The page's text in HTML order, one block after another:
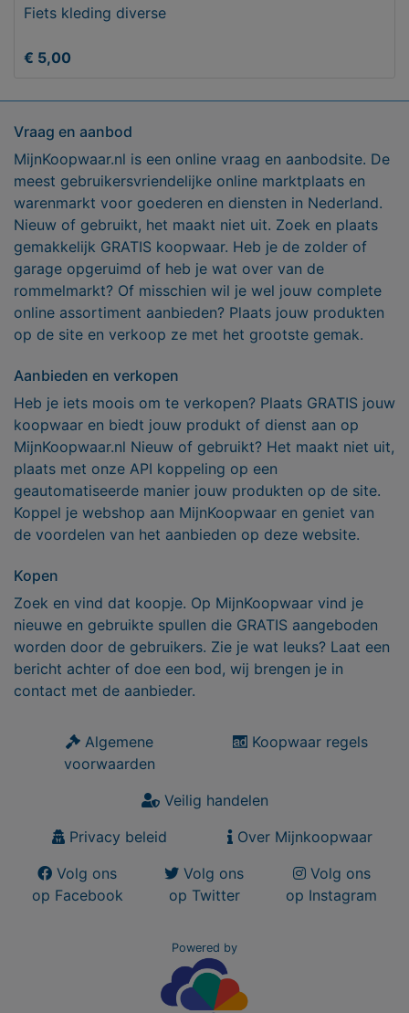
Fiets kleding diverse
€ 5,00
Vraag en aanbod
MijnKoopwaar.nl is een online vraag en aanbodsite. De
meest gebruikersvriendelijke online marktplaats en
warenmarkt voor goederen en diensten in Nederland.
Nieuw of gebruikt, het maakt niet uit. Zoek en plaats
gemakkelijk GRATIS koopwaar. Heb je de zolder of
garage opgeruimd of heb je wat over van de
rommelmarkt? Of misschien wil je wel jouw complete
online assortiment aanbieden? Plaats jouw produkten
op de site en verkoop ze met het grootste gemak.
Aanbieden en verkopen
Heb je iets moois om te verkopen? Plaats GRATIS jouw
koopwaar en biedt jouw produkt of dienst aan op
MijnKoopwaar.nl Nieuw of gebruikt? Het maakt niet uit,
plaats met onze API koppeling op een
geautomatiseerde manier jouw produkten op de site.
Koppel je webshop aan MijnKoopwaar en geniet van
de voordelen van het aanbieden op deze website.
Kopen
Zoek en vind dat koopje. Op MijnKoopwaar vind je
nieuwe en gebruikte spullen die GRATIS aangeboden
worden door de gebruikers. Zie je wat leuks? Laat een
bericht achter of doe een bod, wij brengen je in
contact met de aanbieder.
Algemene
voorwaarden
Koopwaar regels
Veilig handelen
Privacy beleid
Over Mijnkoopwaar
Volg ons
op Facebook
Volg ons
op Twitter
Volg ons
op Instagram
Powered by